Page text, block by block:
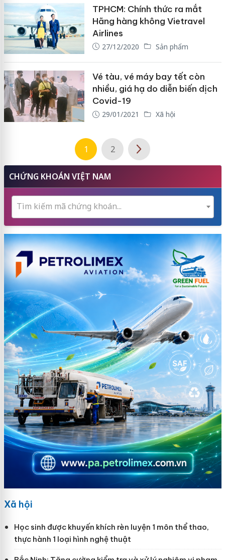
TPHCM: Chính thức ra mắt
Hãng hàng không Vietravel
Airlines
27/12/2020 Sản phẩm
Vé tàu, vé máy bay tết còn
nhiều, giá hạ do diễn biến dịch
Covid-19
29/01/2021 Xã hội
1 2
CHỨNG KHOÁN VIỆT NAM
Tìm kiếm mã chứng khoán...
Xã hội
Học sinh được khuyến khích rèn luyện 1 môn thể thao,
thực hành 1 loại hình nghệ thuật